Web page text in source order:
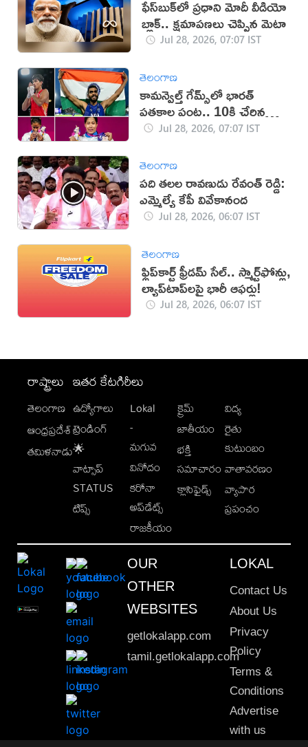
ఫేస్‌బుక్‌లో ప్ర‌ధాని మోదీ వీడియో
బ్లాక్‌.. క్ష‌మాప‌ణ‌లు చెప్పిన మెటా
Jul 28, 2026, 07:07 IST
తెలంగాణ
కామన్వెల్త్ గేమ్స్‌లో భారత్
పతకాల పంట.. 10కి చేరిన
మెడల్స్Jul 28, 2026, 07:07 IST
తెలంగాణ
పది తలల రావణుడు రేవంత్ రెడ్డి:
ఎమ్మెల్యే కేపీ వివేకానంద
Jul 28, 2026, 06:07 IST
తెలంగాణ
ఫ్లిప్‌కార్ట్ ఫ్రీడమ్ సేల్.. స్మార్ట్‌ఫోన్లు,
ల్యాప్‌టాప్‌లపై భారీ ఆఫర్లు!
Jul 28, 2026, 06:07 IST
రాష్ట్రాలు
తెలంగాణ
ఆంధ్రప్రదేశ్
తమిళనాడు
ఇతర కేటగిరీలు
ఉద్యోగాలు
ట్రెండింగ్
🌟
వాట్సాప్
STATUS
టిప్స్
Lokal
-
మగువ
వినోదం
కరోనా
అప్‌డేట్స్
రాజకీయం
క్రైమ్
జాతీయం
భక్తి
సమాచారం
క్లాసిఫైడ్స్
విద్య
రైతు
కుటుంబం
వాతావరణం
వ్యాపార
ప్రపంచం
OUR
OTHER
WEBSITES
getlokalapp.com
tamil.getlokalapp.com
LOKAL
Contact Us
About Us
Privacy
Policy
Terms &
Conditions
Advertise
with us